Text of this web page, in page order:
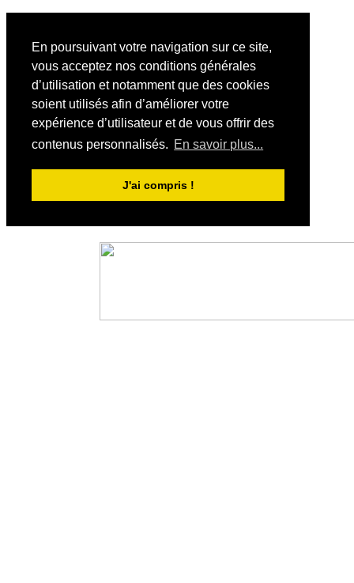
En poursuivant votre navigation sur ce site,
vous acceptez nos conditions générales
d’utilisation et notamment que des cookies
soient utilisés afin d’améliorer votre
expérience d’utilisateur et de vous offrir des
contenus personnalisés. En savoir plus...
J'ai compris !